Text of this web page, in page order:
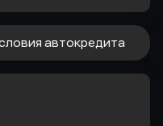
автокредита